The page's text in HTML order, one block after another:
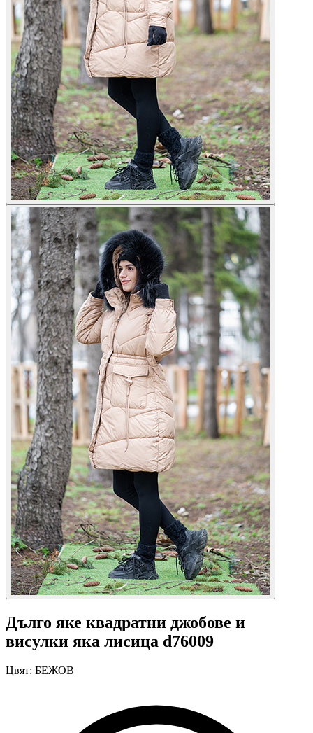
Дълго яке квадратни джобове и
висулки яка лисица d76009
Цвят: БЕЖОВ